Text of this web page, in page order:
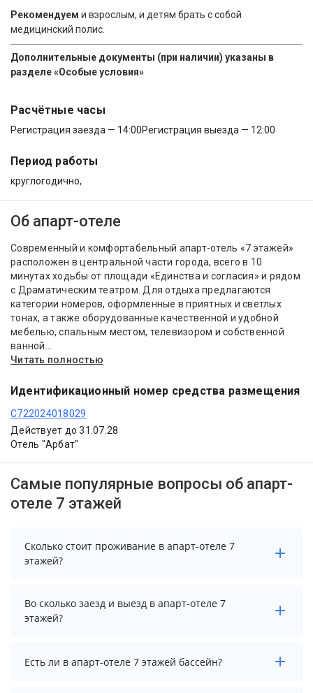
Рекомендуем и взрослым, и детям брать с собой
медицинский полис.
Дополнительные документы (при наличии) указаны в
разделе «Особые условия»
Расчётные часы
Регистрация заезда — 14:00Регистрация выезда — 12:00
Период работы
круглогодично,
Об апарт-отеле
Современный и комфортабельный апарт-отель «7 этажей»
расположен в центральной части города, всего в 10
минутах ходьбы от площади «Единства и согласия» и рядом
с Драматическим театром. Для отдыха предлагаются
категории номеров, оформленные в приятных и светлых
тонах, а также оборудованные качественной и удобной
мебелью, спальным местом, телевизором и собственной
ванной...
Читать полностью
Идентификационный номер средства размещения
С722024018029
Действует до 31.07.28
Отель "Арбат"
Самые популярные вопросы об апарт-
отеле 7 этажей
Сколько стоит проживание в апарт-отеле 7
этажей?
Стоимость проживания в апарт-отеле 7 этажей
начинается от 5100 рублей. Чтобы увидеть
Во сколько заезд и выезд в апарт-отеле 7
этажей?
Заезд возможен после 14:00, а выезд необходимо
осуществить до 12:00.
Есть ли в апарт-отеле 7 этажей бассейн?